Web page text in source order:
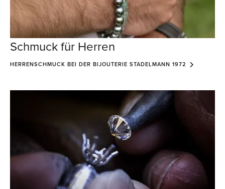
Schmuck für Herren
HERRENSCHMUCK BEI DER BIJOUTERIE STADELMANN 1972